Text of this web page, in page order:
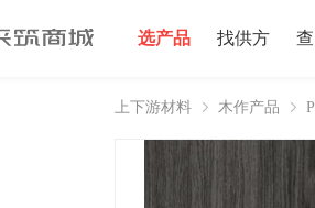
选产品 找供方
上下游材料 木作产品